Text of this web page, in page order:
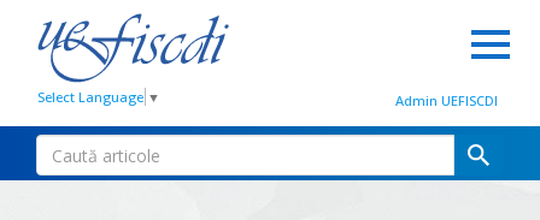
Select Language ▼ Admin UEFISCDI